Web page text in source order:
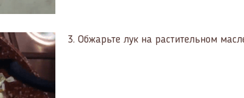
3. Обжарьте лук на растительном